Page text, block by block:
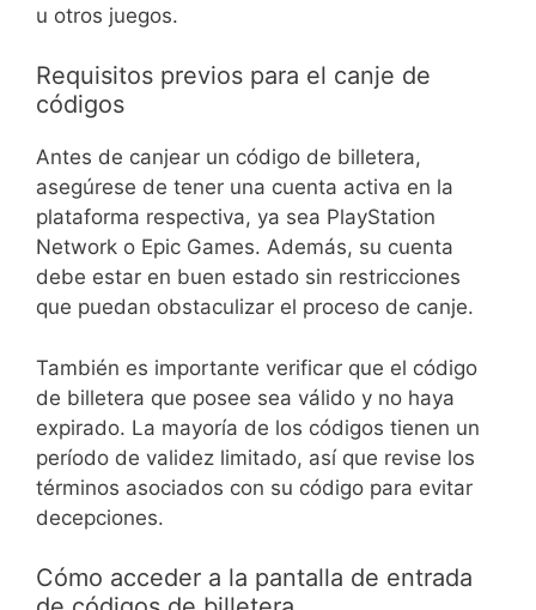
u otros juegos.
Requisitos previos para el canje de
códigos
Antes de canjear un código de billetera,
asegúrese de tener una cuenta activa en la
plataforma respectiva, ya sea PlayStation
Network o Epic Games. Además, su cuenta
debe estar en buen estado sin restricciones
que puedan obstaculizar el proceso de canje.
También es importante verificar que el código
de billetera que posee sea válido y no haya
expirado. La mayoría de los códigos tienen un
período de validez limitado, así que revise los
términos asociados con su código para evitar
decepciones.
Cómo acceder a la pantalla de entrada